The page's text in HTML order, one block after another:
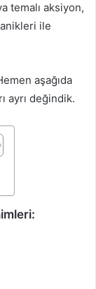
temalı aksiyon,
ile
aşağıda
ayrı değindik.